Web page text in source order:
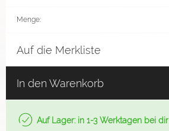
Menge:
Auf die Merkliste
In den Warenkorb
Auf Lager: in 1-3 Werktagen bei dir